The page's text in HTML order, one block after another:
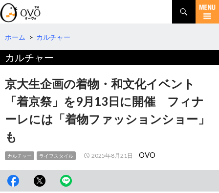
検
索
コ
テ
ツ
へ
移
動
ホーム > カルチャー
カルチャー
京大生企画の着物・和文化イベント
「着京祭」を9月13日に開催 フィナ
ーレには「着物ファッションショー」
も
カルチャー ライフスタイル 2025年8月21日 OVO